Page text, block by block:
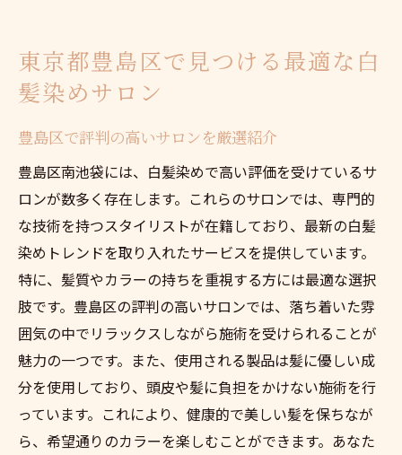
東京都豊島区で見つける最適な白
髪染めサロン
豊島区で評判の高いサロンを厳選紹介
豊島区南池袋には、白髪染めで高い評価を受けているサ
ロンが数多く存在します。これらのサロンでは、専門的
な技術を持つスタイリストが在籍しており、最新の白髪
染めトレンドを取り入れたサービスを提供しています。
特に、髪質やカラーの持ちを重視する方には最適な選択
肢です。豊島区の評判の高いサロンでは、落ち着いた雰
囲気の中でリラックスしながら施術を受けられることが
魅力の一つです。また、使用される製品は髪に優しい成
分を使用しており、頭皮や髪に負担をかけない施術を行
っています。これにより、健康的で美しい髪を保ちなが
ら、希望通りのカラーを楽しむことができます。あなた